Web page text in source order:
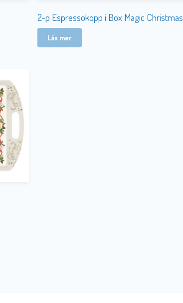
2-p Espressokopp i Box Magic Christmas
Läs mer